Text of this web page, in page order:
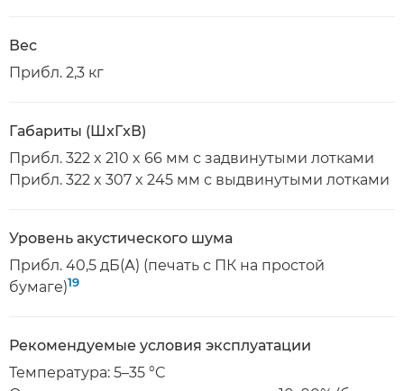
Вес
Прибл. 2,3 кг
Габариты (ШxГxВ)
Прибл. 322 x 210 x 66 мм с задвинутыми лотками
Прибл. 322 x 307 x 245 мм с выдвинутыми лотками
Уровень акустического шума
Прибл. 40,5 дБ(А) (печать с ПК на простой
бумаге)19
Рекомендуемые условия эксплуатации
Температура: 5–35 °C